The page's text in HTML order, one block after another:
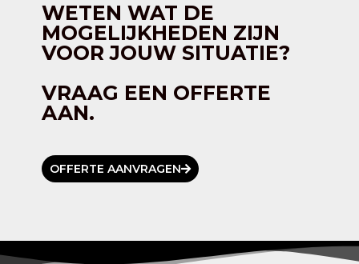
WETEN WAT DE
MOGELIJKHEDEN ZIJN
VOOR JOUW SITUATIE?
VRAAG EEN OFFERTE
AAN.
OFFERTE AANVRAGEN